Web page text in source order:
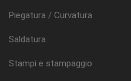
Piegatura / Curvatura
Saldatura
Stampi e stampaggio